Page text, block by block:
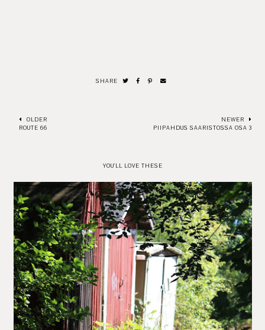
SHARE
OLDER
ROUTE 66
NEWER
PIIPAHDUS SAARISTOSSA OSA 3
YOU'LL LOVE THESE